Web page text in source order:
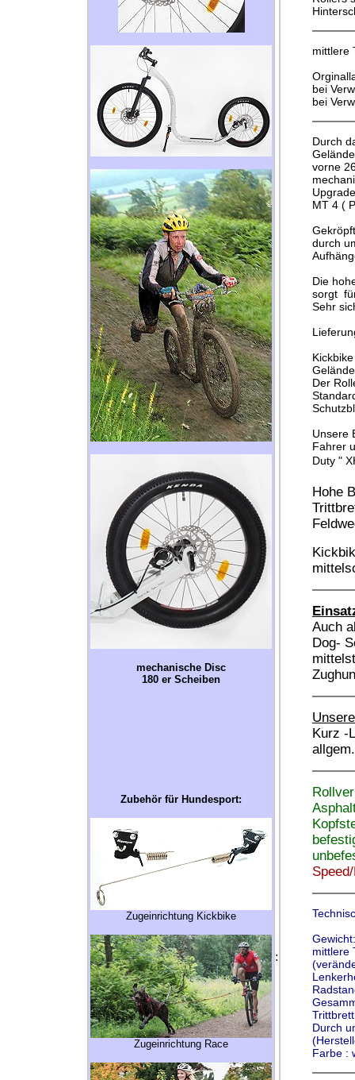
mechanische Disc
180 er Scheiben
Zubehör für Hundesport:
Zugeinrichtung Kickbike
Zugeinrichtung Race
:
mittlere
bei
bei
Durch
vorne
MT 4 (
durch
Die
sorgt
Sehr
Der
Unsere
Fahrer
Duty "
Hohe
Auch
Dog-
Kurz -
mittlere
Durch
Farbe :